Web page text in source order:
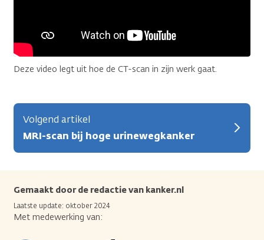
Deze video legt uit hoe de CT-scan in zijn werk gaat.
Volgend artikel
MRI-scan bij hoge urinewegkanker
Gemaakt door de redactie van kanker.nl
Laatste update: oktober 2024
Met medewerking van: